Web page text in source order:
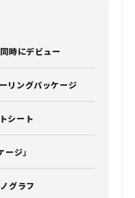
時にデビュー
リングパッケージ
シート
ジ」
グラフ